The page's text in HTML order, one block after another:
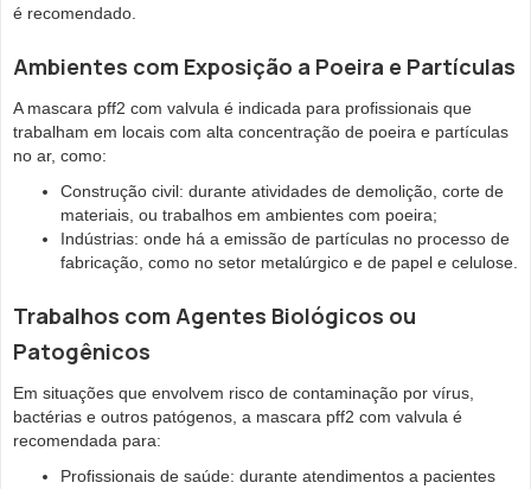
é recomendado.
Ambientes com Exposição a Poeira e Partículas
A mascara pff2 com valvula é indicada para profissionais que
trabalham em locais com alta concentração de poeira e partículas
no ar, como:
Construção civil: durante atividades de demolição, corte de
materiais, ou trabalhos em ambientes com poeira;
Indústrias: onde há a emissão de partículas no processo de
fabricação, como no setor metalúrgico e de papel e celulose.
Trabalhos com Agentes Biológicos ou
Patogênicos
Em situações que envolvem risco de contaminação por vírus,
bactérias e outros patógenos, a mascara pff2 com valvula é
recomendada para:
Profissionais de saúde: durante atendimentos a pacientes